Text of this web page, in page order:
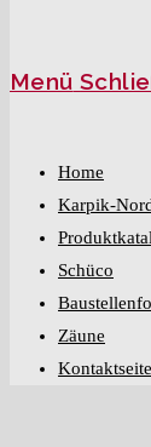
Menü
Home
Karpik-
Schüco
Zäune
Kontaktseite